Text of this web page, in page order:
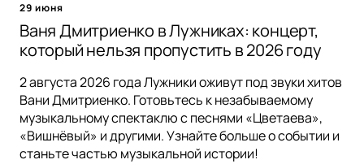
29 июня
Ваня Дмитриенко в Лужниках: концерт,
который нельзя пропустить в 2026 году
2 августа 2026 года Лужники оживут под звуки хитов
Вани Дмитриенко. Готовьтесь к незабываемому
музыкальному спектаклю с песнями «Цветаева»,
«Вишнёвый» и другими. Узнайте больше о событии и
станьте частью музыкальной истории!